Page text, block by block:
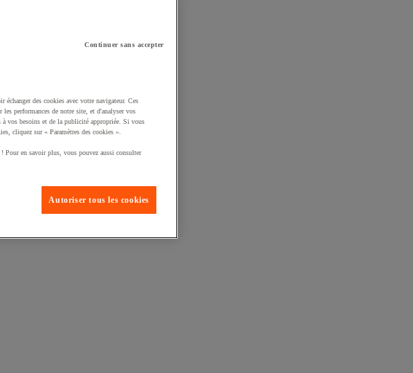
Continuer sans accepter
des cookies avec votre navigateur. Ces
performances de notre site, et d'analyser vos
à vos besoins et de la publicité appropriée. Si vous
cliquez sur « Paramètres des cookies ».
Pour en savoir plus, vous pouvez aussi consulter
Autoriser tous les cookies